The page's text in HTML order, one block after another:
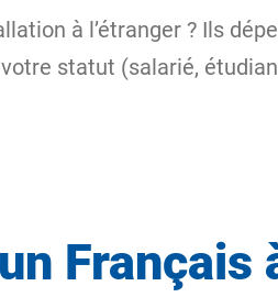
à l’étranger ? Ils
statut (salarié,
Français